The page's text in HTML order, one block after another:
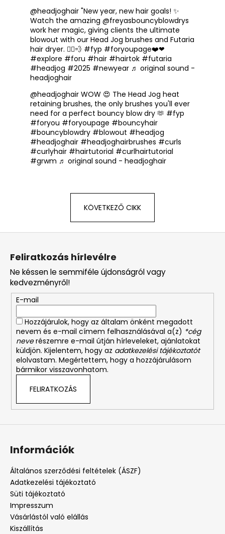
@headjoghair "New year, new hair goals! ✨
Watch the amazing @freyasbouncyblowdrys
work her magic, giving clients the ultimate
blowout with our Head Jog brushes and Futaria
hair dryer. 💇‍♀️💨 #fyp #foryoupage❤️❤
#explore #foru #hair #hairtok #futaria
#headjog #2025 #newyear ♬ original sound -
headjoghair
@headjoghair WOW 😍 The Head Jog heat
retaining brushes, the only brushes you'll ever
need for a perfect bouncy blow dry 🫶 #fyp
#foryou #foryoupage #bouncyhair
#bouncyblowdry #blowout #headjog
#headjoghair #headjoghairbrushes #curls
#curlyhair #hairtutorial #curlhairtutorial
#grwm ♬ original sound - headjoghair
KÖVETKEZŐ CIKK
L
Feliratkozás hírlevélre
Ne késsen le semmiféle újdonságról vagy
kedvezményről!
E-mail
Hozzájárulok, hogy az általam önként megadott
nevem és e-mail címem felhasználásával a(z) *cég
neverészemre e-mail útján hírleveleket, ajánlatokat
küldjön. Kijelentem, hogy az adatkezelési tájékoztatót
elolvastam. Megértettem, hogy a hozzájárulásom
bármikor visszavonhatom.
FELIRATKOZÁS
Információk
Általános szerződési feltételek (ÁSZF)
Adatkezelési tájékoztató
Süti tájékoztató
Impresszum
Vásárlástól való elállás
Kiszállítás